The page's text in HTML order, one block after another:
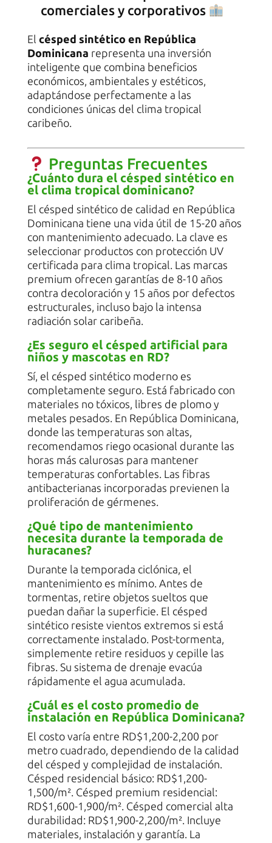
comerciales y corporativos
El césped sintético en República
Dominicana representa una inversión
inteligente que combina beneficios
económicos, ambientales y estéticos,
adaptándose perfectamente a las
condiciones únicas del clima tropical
caribeño.
Preguntas Frecuentes
¿Cuánto dura el césped sintético en
el clima tropical dominicano?
El césped sintético de calidad en República
Dominicana tiene una vida útil de 15-20 años
con mantenimiento adecuado. La clave es
seleccionar productos con protección UV
certificada para clima tropical. Las marcas
premium ofrecen garantías de 8-10 años
contra decoloración y 15 años por defectos
estructurales, incluso bajo la intensa
radiación solar caribeña.
¿Es seguro el césped artificial para
niños y mascotas en RD?
Sí, el césped sintético moderno es
completamente seguro. Está fabricado con
materiales no tóxicos, libres de plomo y
metales pesados. En República Dominicana,
donde las temperaturas son altas,
recomendamos riego ocasional durante las
horas más calurosas para mantener
temperaturas confortables. Las fibras
antibacterianas incorporadas previenen la
proliferación de gérmenes.
¿Qué tipo de mantenimiento
necesita durante la temporada de
huracanes?
Durante la temporada ciclónica, el
mantenimiento es mínimo. Antes de
tormentas, retire objetos sueltos que
puedan dañar la superficie. El césped
sintético resiste vientos extremos si está
correctamente instalado. Post-tormenta,
simplemente retire residuos y cepille las
fibras. Su sistema de drenaje evacúa
rápidamente el agua acumulada.
¿Cuál es el costo promedio de
instalación en República Dominicana?
El costo varía entre RD$1,200-2,200 por
metro cuadrado, dependiendo de la calidad
del césped y complejidad de instalación.
Césped residencial básico: RD$1,200-
1,500/m². Césped premium residencial:
RD$1,600-1,900/m². Césped comercial alta
durabilidad: RD$1,900-2,200/m². Incluye
materiales, instalación y garantía. La